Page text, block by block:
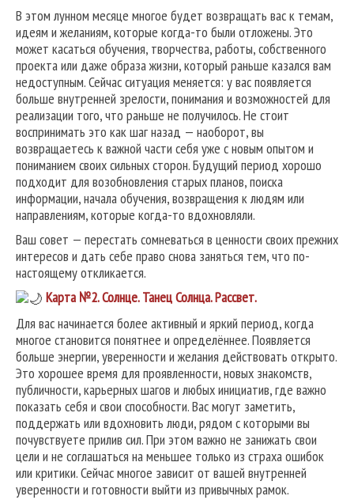
В этом лунном месяце многое будет возвращать вас к темам,
идеям и желаниям, которые когда-то были отложены. Это
может касаться обучения, творчества, работы, собственного
проекта или даже образа жизни, который раньше казался вам
недоступным. Сейчас ситуация меняется: у вас появляется
больше внутренней зрелости, понимания и возможностей для
реализации того, что раньше не получилось. Не стоит
воспринимать это как шаг назад — наоборот, вы
возвращаетесь к важной части себя уже с новым опытом и
пониманием своих сильных сторон. Будущий период хорошо
подходит для возобновления старых планов, поиска
информации, начала обучения, возвращения к людям или
направлениям, которые когда-то вдохновляли.
Ваш совет — перестать сомневаться в ценности своих прежних
интересов и дать себе право снова заняться тем, что по-
настоящему откликается.
Карта №2.Солнце. Танец Солнца. Рассвет.
Для вас начинается более активный и яркий период, когда
многое становится понятнее и определённее. Появляется
больше энергии, уверенности и желания действовать открыто.
Это хорошее время для проявленности, новых знакомств,
публичности, карьерных шагов и любых инициатив, где важно
показать себя и свои способности. Вас могут заметить,
поддержать или вдохновить люди, рядом с которыми вы
почувствуете прилив сил. При этом важно не занижать свои
цели и не соглашаться на меньшее только из страха ошибок
или критики. Сейчас многое зависит от вашей внутренней
уверенности и готовности выйти из привычных рамок.